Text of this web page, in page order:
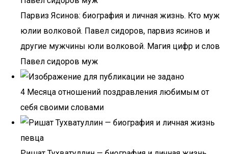
Парвиз Ясинов: биография и личная жизнь. Кто муж
юлии волковой. Павел сидоров, парвиз ясинов и
другие мужчины юли волковой. Магия цифр и слов
Павел сидоров муж
4 Месяца отношений поздравления любимым от
себя своими словами